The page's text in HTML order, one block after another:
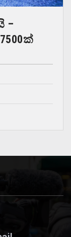
–